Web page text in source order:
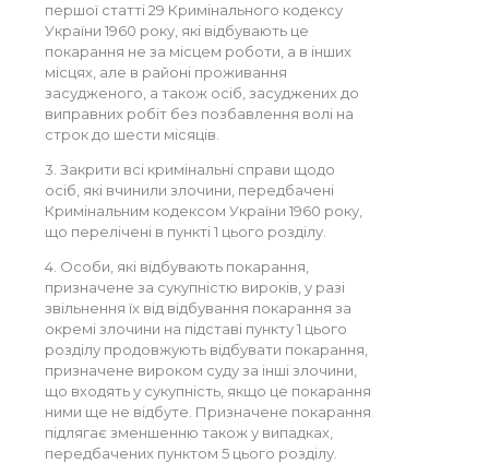
першої статті 29 Кримінального кодексу
України 1960 року, які відбувають це
покарання не за місцем роботи, а в інших
місцях, але в районі проживання
засудженого, а також осіб, засуджених до
виправних робіт без позбавлення волі на
строк до шести місяців.
3. Закрити всі кримінальні справи щодо
осіб, які вчинили злочини, передбачені
Кримінальним кодексом України 1960 року,
що перелічені в пункті 1 цього розділу.
4. Особи, які відбувають покарання,
призначене за сукупністю вироків, у разі
звільнення їх від відбування покарання за
окремі злочини на підставі пункту 1 цього
розділу продовжують відбувати покарання,
призначене вироком суду за інші злочини,
що входять у сукупність, якщо це покарання
ними ще не відбуте. Призначене покарання
підлягає зменшенню також у випадках,
передбачених пунктом 5 цього розділу.